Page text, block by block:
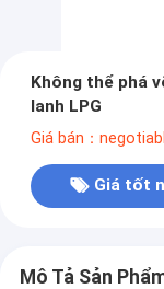
Không thể phá
lanh LPG
Giá bán：
Giá tốt
Mô Tả Sản